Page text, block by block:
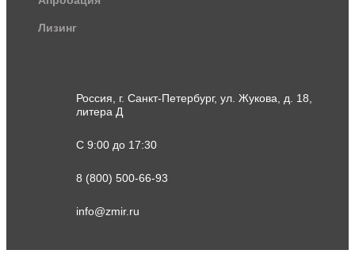
Лизинг
Россия, г. Санкт-Петербург, ул. Жукова, д. 18,
литера Д
С 9:00 до 17:30
8 (800) 500-66-93
info@zmir.ru